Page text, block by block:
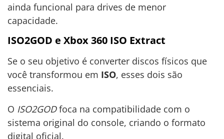
ainda funcional para drives de menor
capacidade.
ISO2GOD e Xbox 360 ISO Extract
Se o seu objetivo é converter discos físicos que
você transformou em ISO, esses dois são
essenciais.
O ISO2GODfoca na compatibilidade com o
sistema original do console, criando o formato
digital oficial.